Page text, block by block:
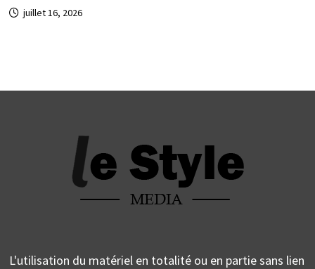
juillet 16, 2026
L'utilisation du matériel en totalité ou en partie sans lien